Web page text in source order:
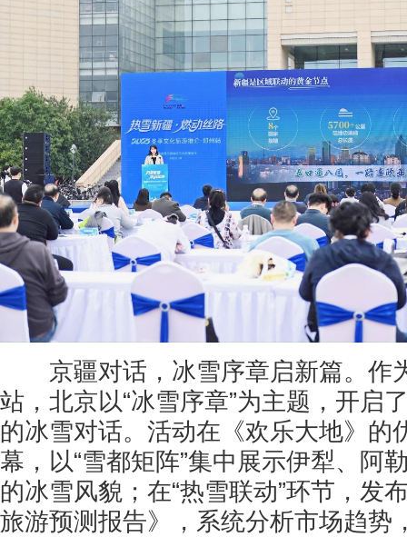
京疆对话，冰雪序章启新篇。作
站，北京以“冰雪序章”为主题，开启
的冰雪对话。活动在《欢乐大地》的
幕，以“雪都矩阵”集中展示伊犁、阿
的冰雪风貌；在“热雪联动”环节，发
旅游预测报告》，系统分析市场趋势